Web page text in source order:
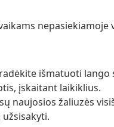
išmatuoti
įskaitant laikiklius.
naujosios žaliuzės